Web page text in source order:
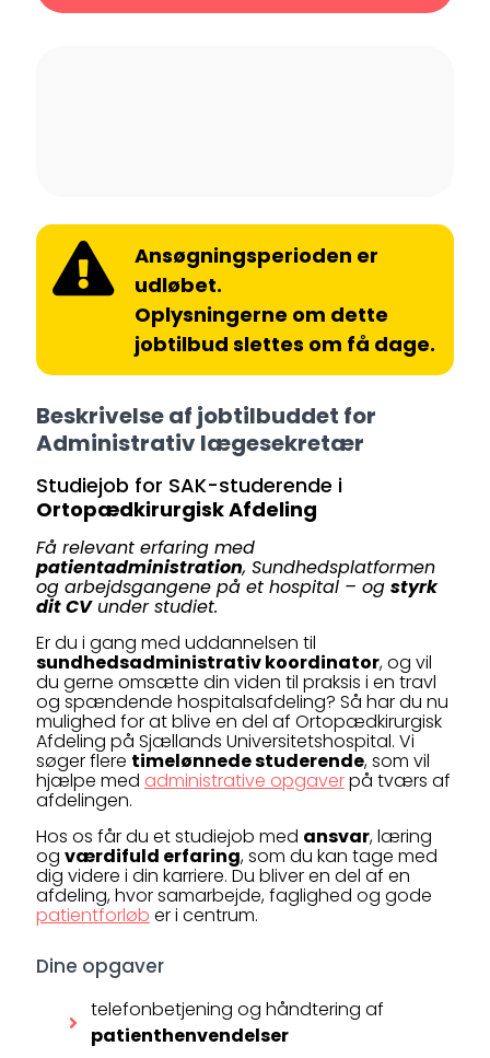
Ansøgningsperioden er
udløbet.
Oplysningerne om dette
jobtilbud slettes om få dage.
Beskrivelse af jobtilbuddet for
Administrativ lægesekretær
Studiejob for SAK-studerende i
Ortopædkirurgisk Afdeling
Få relevant erfaring med
patientadministration, Sundhedsplatformen
og arbejdsgangene på et hospital – og styrk
dit CVunder studiet.
Er du i gang med uddannelsen til
sundhedsadministrativ koordinator, og vil
du gerne omsætte din viden til praksis i en travl
og spændende hospitalsafdeling? Så har du nu
mulighed for at blive en del af Ortopædkirurgisk
Afdeling på Sjællands Universitetshospital. Vi
søger flere timelønnede studerende, som vil
hjælpe med administrative opgaverpå tværs af
afdelingen.
Hos os får du et studiejob med ansvar, læring
og værdifuld erfaring, som du kan tage med
dig videre i din karriere. Du bliver en del af en
afdeling, hvor samarbejde, faglighed og gode
patientforløb er i centrum.
Dine opgaver
telefonbetjening og håndtering af
patienthenvendelser